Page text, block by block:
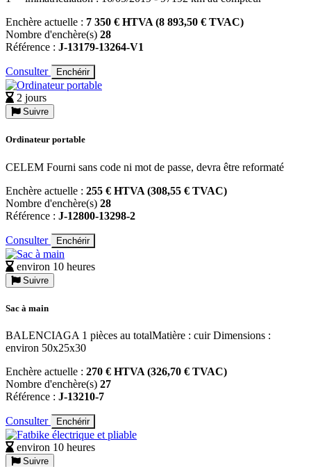
Enchère actuelle : 7 350 € HTVA (8 893,50 € TVAC)
Nombre d'enchère(s) 28
Référence : J-13179-13264-V1
Consulter Enchérir
2 jours
Suivre
Ordinateur portable
CELEM Fourni sans code ni mot de passe, devra être reformaté
Enchère actuelle : 255 € HTVA (308,55 € TVAC)
Nombre d'enchère(s) 28
Référence : J-12800-13298-2
Consulter Enchérir
environ 10 heures
Suivre
Sac à main
BALENCIAGA 1 pièces au totalMatière : cuir Dimensions :
environ 50x25x30
Enchère actuelle : 270 € HTVA (326,70 € TVAC)
Nombre d'enchère(s) 27
Référence : J-13210-7
Consulter Enchérir
environ 10 heures
Suivre